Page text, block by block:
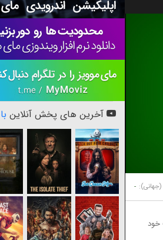
-
خود
آخرین های پخش آنلاین